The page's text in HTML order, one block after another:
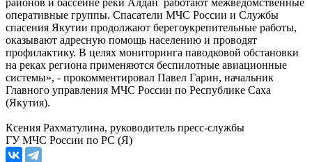
оперативные группы. Спасатели МЧС России и Службы
спасения Якутии продолжают берегоукрепительные работы,
оказывают адресную помощь населению и проводят
профилактику. В целях мониторинга паводковой обстановки
на реках региона применяются беспилотные авиационные
системы», - прокомментировал Павел Гарин, начальник
Главного управления МЧС России по Республике Саха
(Якутия).
Ксения Рахматулина, руководитель пресс-службы
ГУ МЧС России по РС (Я)